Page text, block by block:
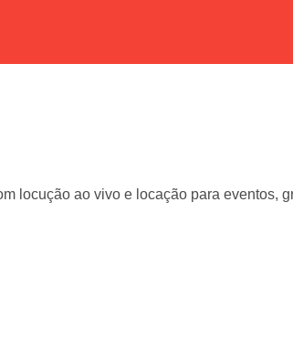
locução ao vivo e locação para eventos,